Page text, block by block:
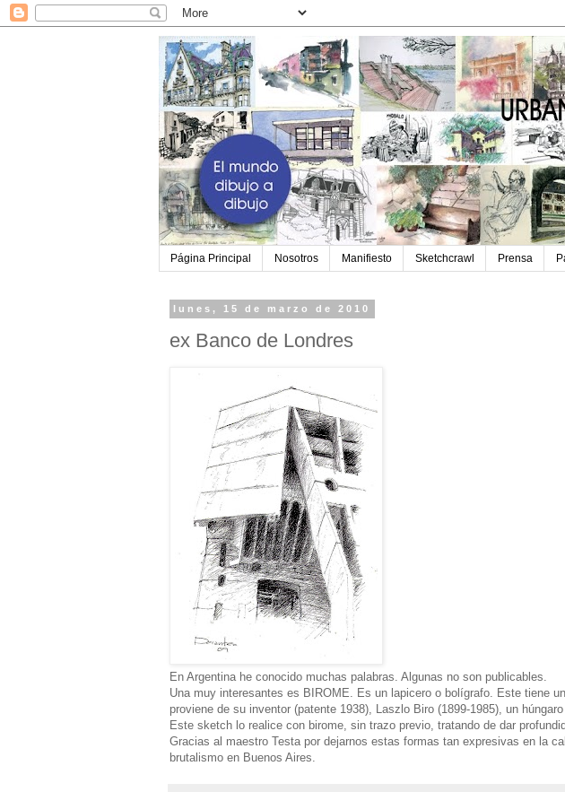
Página Principal Nosotros Manifiesto Sketchcrawl Prensa
lunes, 15 de marzo de 2010
ex Banco de Londres
En Argentina he conocido muchas palabras. Algunas no son publicables.
Una muy interesantes es BIROME. Es un lapicero o bolígrafo. Este tiene
proviene de su inventor (patente 1938), Laszlo Biro (1899-1985), un
Este sketch lo realice con birome, sin trazo previo, tratando de dar
Gracias al maestro Testa por dejarnos estas formas tan expresivas en la
brutalismo en Buenos Aires.